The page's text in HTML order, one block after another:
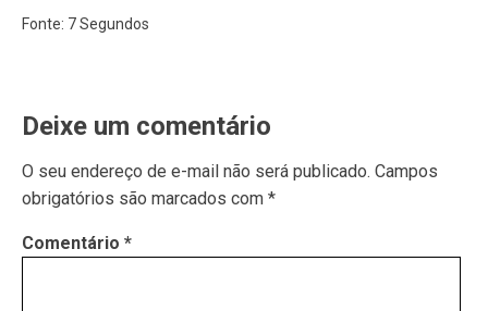
Fonte: 7 Segundos
Deixe um comentário
O seu endereço de e-mail não será publicado. Campos
obrigatórios são marcados com *
Comentário *